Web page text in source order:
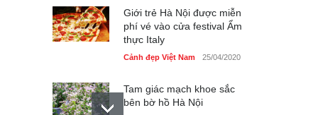
Giới trẻ Hà Nội được miễn
phí vé vào cửa festival Ẩm
thực Italy
Cảnh đẹp Việt Nam 25/04/2020
Tam giác mạch khoe sắc
bên bờ hồ Hà Nội